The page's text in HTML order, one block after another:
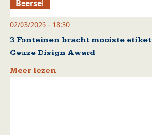
Beersel
02/03/2026 - 18:30
3 Fonteinen bracht mooiste
Geuze Disign Award
Meer lezen